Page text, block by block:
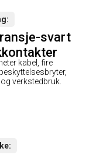
svart
kabel, fire
verkstedbruk.